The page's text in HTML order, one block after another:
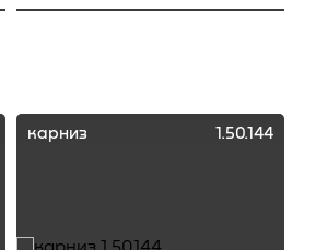
карниз 1.50.144